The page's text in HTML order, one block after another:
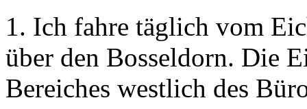
1. Ich fahre täglich vom
über den Bosseldorn. Die
Bereiches westlich des